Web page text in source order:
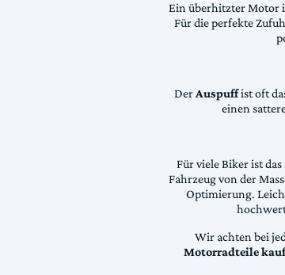
Ein überhitzter Motor
Für die perfekte
DerAuspuffist oft
einen
Für viele Biker ist
Fahrzeug von der
Optimierung.
Wir achten bei
Motorradteile